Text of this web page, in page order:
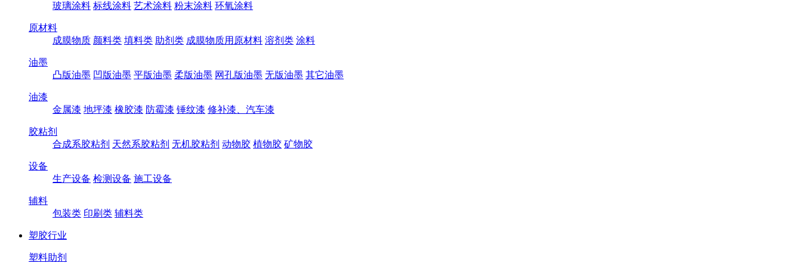
玻璃涂料 标线涂料 艺术涂料 粉末涂料 环氧涂料
原材料
成膜物质 颜料类 填料类 助剂类 成膜物质用原材料 溶剂类 涂料
油墨
凸版油墨 凹版油墨 平版油墨 柔版油墨 网孔版油墨 无版油墨 其它油墨
油漆
金属漆 地坪漆 橡胶漆 防霉漆 锤纹漆 修补漆、汽车漆
胶粘剂
合成系胶粘剂 天然系胶粘剂 无机胶粘剂 动物胶 植物胶 矿物胶
设备
生产设备 检测设备 施工设备
辅料
包装类 印刷类 辅料类
塑胶行业
塑料助剂